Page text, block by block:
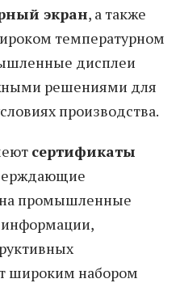
экран, а также
температурном
дисплеи
решениями для
производства.
сертификаты
на промышленные
информации,
широким набором